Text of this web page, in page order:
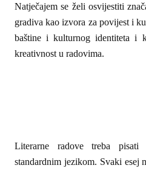
Natječajem se želi osvijestiti
gradiva kao izvora za povijest i
baštine i kulturnog identiteta i
kreativnost u radovima.
Literarne radove treba
standardnim jezikom. Svaki esej